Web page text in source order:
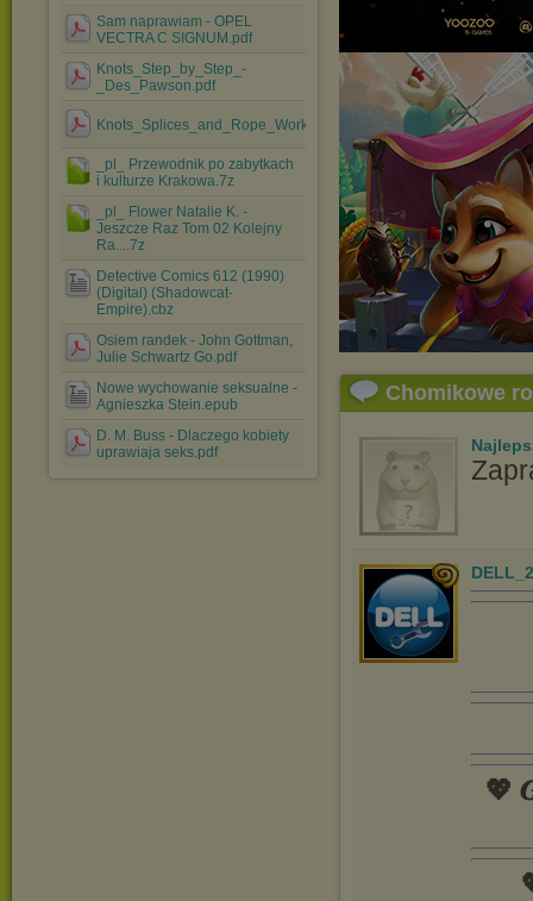
Sam naprawiam - OPEL
VECTRA C SIGNUM.pdf
Knots_Step_by_Step_-
_Des_Pawson.pdf
Knots_Splices_and_Rope_Work_A_Practical_Treatise.pdf
_pl_ Przewodnik po zabytkach
i kulturze Krakowa.7z
_pl_ Flower Natalie K. -
Jeszcze Raz Tom 02 Kolejny
Ra....7z
Detective Comics 612 (1990)
(Digital) (Shadowcat-
Empire).cbz
Osiem randek - John Gottman,
Julie Schwartz Go.pdf
Nowe wychowanie seksualne -
Agnieszka Stein.epub
D. M. Buss - Dlaczego kobiety
uprawiaja seks.pdf
Chomikowe
💖